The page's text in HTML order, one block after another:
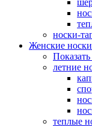
носки-
Женские
Показать
летние
теплые